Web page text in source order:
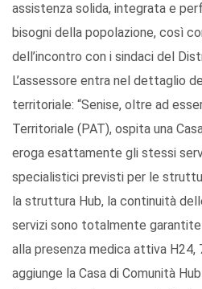
assistenza solida, integrata e
bisogni della popolazione, così
dell’incontro con i sindaci del
L’assessore entra nel dettaglio
territoriale: “Senise, oltre ad
Territoriale (PAT), ospita una
eroga esattamente gli stessi
specialistici previsti per le
la struttura Hub, la continuità
servizi sono totalmente
alla presenza medica attiva H24,
aggiunge la Casa di Comunità